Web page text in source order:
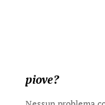
piove?